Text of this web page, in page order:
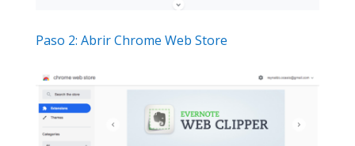
Paso 2: Abrir Chrome Web Store